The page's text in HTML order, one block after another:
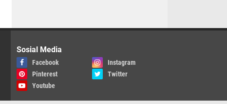
Sosial Media
Facebook
Instagram
Pinterest
Twitter
Youtube